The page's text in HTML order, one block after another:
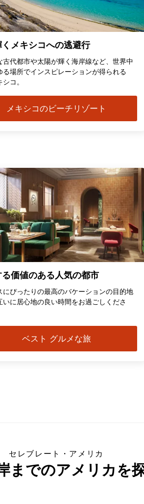
くメキシコへの逃避行
古代都市や太陽が輝く海岸線など、世界中
る場所でインスピレーションが得られる
コ。
メキシコのビーチリゾート
る価値のある人気の都市
にぴったりの最高のバケーションの目的地
いに居心地の良い時間をお過ごしくださ
ベスト グルメな旅
セレブレート・アメリカ
までのアメリカを